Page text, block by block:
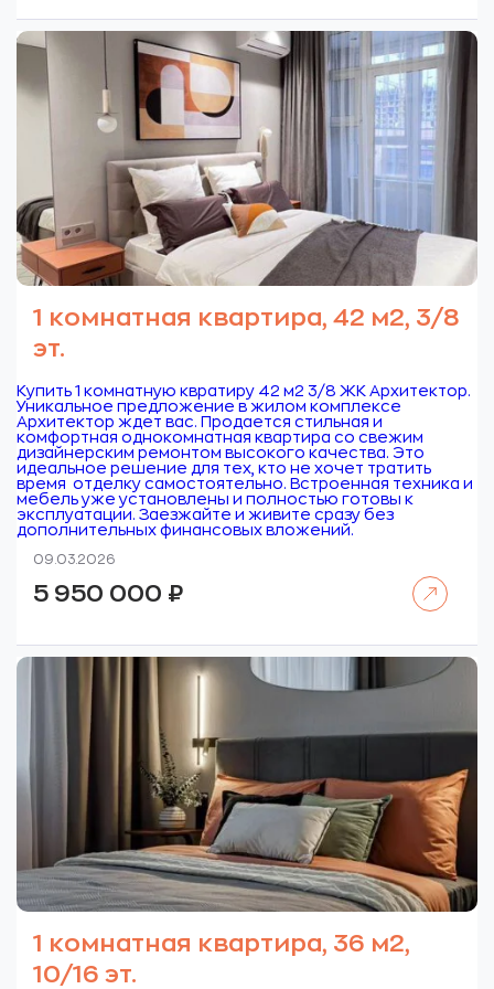
1 комнатная квартира, 42 м2, 3/8
эт.
Купить 1 комнатную квратиру 42 м2 3/8 ЖК Архитектор.
Уникальное предложение в жилом комплексе
Архитектор ждет вас. Продается стильная и
комфортная однокомнатная квартира со свежим
дизайнерским ремонтом высокого качества. Это
идеальное решение для тех, кто не хочет тратить
время отделку самостоятельно. Встроенная техника и
мебель уже установлены и полностью готовы к
эксплуатации. Заезжайте и живите сразу без
дополнительных финансовых вложений.
09.03.2026
5 950 000 ₽
1 комнатная квартира, 36 м2,
10/16 эт.